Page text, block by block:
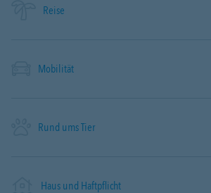
Reise
Mobilität
Rund ums Tier
Haus und Haftpflicht